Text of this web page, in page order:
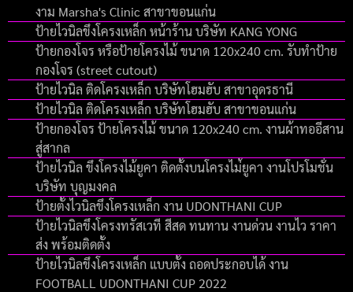
งาม Marsha's Clinic สาขาขอนแก่น
ป้ายไวนิลขึงโครงเหล็ก หน้าร้าน บริษัท KANG YONG
ป้ายกองโจร หรือป้ายโครงไม้ ขนาด 120x240 cm. รับทำป้าย
กองโจร (street cutout)
ป้ายไวนิล ติดโครงเหล็ก บริษัทโฮมฮับ สาขาอุดรธานี
ป้ายไวนิล ติดโครงเหล็ก บริษัทโฮมฮับ สาขาขอนแก่น
ป้ายกองโจร ป้ายโครงไม้ ขนาด 120x240 cm. งานผ้าทออีสาน
สู่สากล
ป้ายไวนิล ขึงโครงไม้ยูคา ติดตั้งบนโครงไม่้ยูคา งานโปรโมชั่น
บริษัท บุญมงคล
ป้ายตั้งไวนิลขึงโครงเหล็ก งาน UDONTHANI CUP
ป้ายไวนิลขึงโครงทรัสเวที สีสด ทนทาน งานด่วน งานไว ราคา
ส่ง พร้อมติดตั้ง
ป้ายไวนิลขึงโครงเหล็ก แบบตั้ง ถอดประกอบได้ งาน
FOOTBALL UDONTHANI CUP 2022